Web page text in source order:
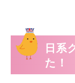
日系
た！